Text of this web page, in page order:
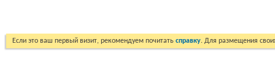
Если это ваш первый визит, рекомендуем почитать справку. Для размещения